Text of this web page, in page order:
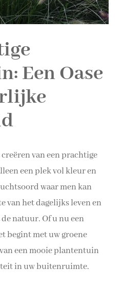
Een Oase
van een prachtige
een plek vol kleur en
waar men kan
van het dagelijks leven en
natuur. Of u nu een
begint met uw groene
een mooie plantentuin
in uw buitenruimte.